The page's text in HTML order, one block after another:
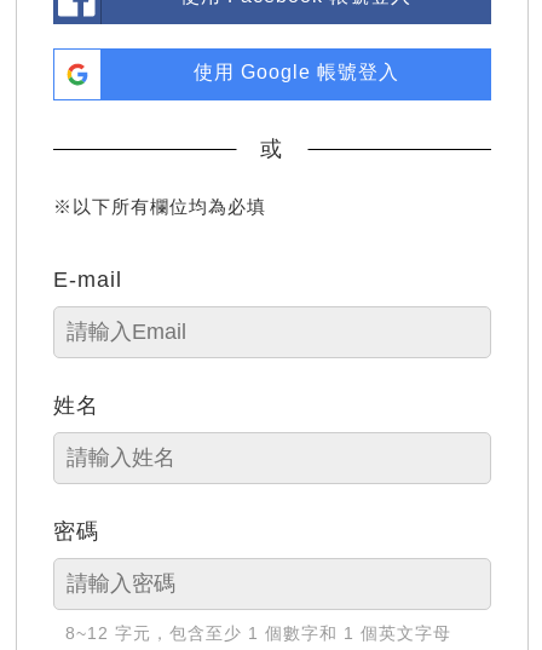
使用 Google 帳號登入
或
※以下所有欄位均為必填
E-mail
姓名
密碼
8~12 字元，包含至少 1 個數字和 1 個英文字母